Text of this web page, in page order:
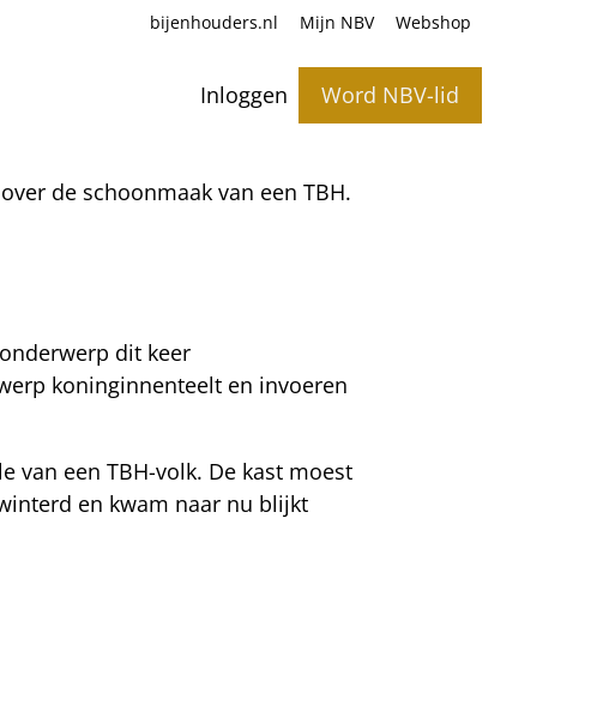
Inloggen Word NBV-lid
bijenhouders.nl Mijn NBV Webshop
de schoonmaak van een TBH.
dit keer
koninginnenteelt en invoeren
van een TBH-volk. De kast moest
en kwam naar nu blijkt